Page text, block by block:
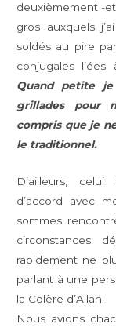
deuxièmement -
gros auxquels
soldés au pire
conjugales liées
Quand petite
grillades pour
compris que je
le traditionnel.
D’ailleurs,
d’accord avec
sommes
circonstances
rapidement ne
parlant à une
la Colère d’Allah.
Nous avions